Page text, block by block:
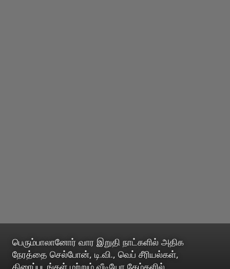
பெரும்பாலானோர் வார இறுதி நாட்களில் அதிக
நேரத்தை செல்போன், டி.வி., வெப் சீரியல்கள்,